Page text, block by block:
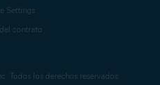
Todos los derechos reservados.
Settings
contrato